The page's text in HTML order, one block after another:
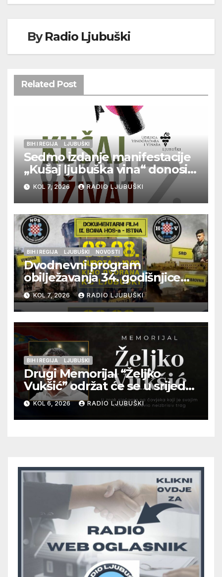
ByRadio Ljubuški
Related Post
BIH I REGIJA LJUBUŠKI
Sedmo izdanje manifestacije
„Kušaj ljubuška vina“ donosi
vrhunska vina, gastronomiju i
glazbu
KOL 7, 2026 RADIO LJUBUŠKI
BIH I REGIJA LJUBUŠKI NOVOSTI
Dvodnevni program
obilježavanja 34. godišnjice
pogibije generala Blaža
Kraljevića i osmorice
pripadnika HOS-a
KOL 7, 2026 RADIO LJUBUŠKI
BIH I REGIJA LJUBUŠKI
Drugi Memorijal “Željko
Vukšić” održat će se u srijedu
12. kolovoza u Otoku
KOL 6, 2026 RADIO LJUBUŠKI